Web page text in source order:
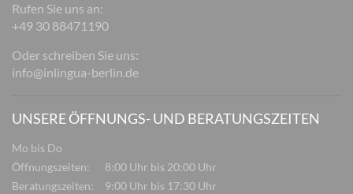
Rufen Sie uns an:
+49 30 88471190
Oder schreiben Sie uns:
info@inlingua-berlin.de
UNSERE ÖFFNUNGS- UND BERATUNGSZEITEN
Mo bis Do
Öffnungszeiten:
8:00 Uhr bis 20:00 Uhr
Beratungszeiten:
9:00 Uhr bis 17:30 Uhr